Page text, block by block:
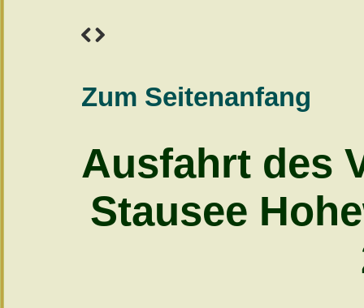
Zum Seitenanfang
Ausfahrt des
Stausee